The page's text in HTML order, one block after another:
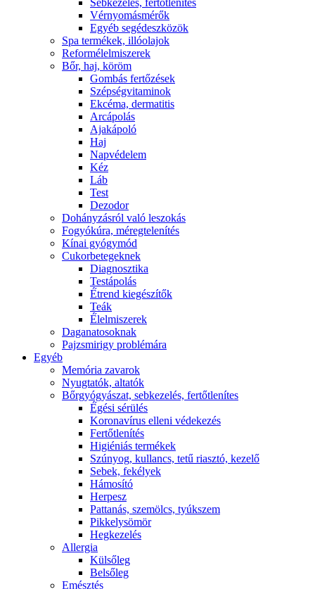
Sebkezelés, fertőtlenítés
Vérnyomásmérők
Egyéb segédeszközök
Spa termékek, illóolajok
Reformélelmiszerek
Bőr, haj, köröm
Gombás fertőzések
Szépségvitaminok
Ekcéma, dermatitis
Arcápolás
Ajakápoló
Haj
Napvédelem
Kéz
Láb
Test
Dezodor
Dohányzásról való leszokás
Fogyókúra, méregtelenítés
Kínai gyógymód
Cukorbetegeknek
Diagnosztika
Testápolás
É́trend kiegészítők
Teák
É́lelmiszerek
Daganatosoknak
Pajzsmirigy problémára
Egyéb
Memória zavarok
Nyugtatók, altatók
Bőrgyógyászat, sebkezelés, fertőtlenítes
É́gési sérülés
Koronavírus elleni védekezés
Fertőtlenítés
Higiéniás termékek
Szúnyog, kullancs, tetű riasztó, kezelő
Sebek, fekélyek
Hámosító
Herpesz
Pattanás, szemölcs, tyúkszem
Pikkelysömör
Hegkezelés
Allergia
Külsőleg
Belsőleg
Emésztés